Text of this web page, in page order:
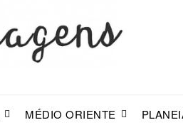
MÉDIO ORIENTE